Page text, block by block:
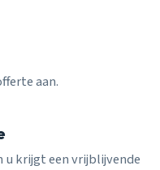
aan.
u krijgt een vrijblijvende